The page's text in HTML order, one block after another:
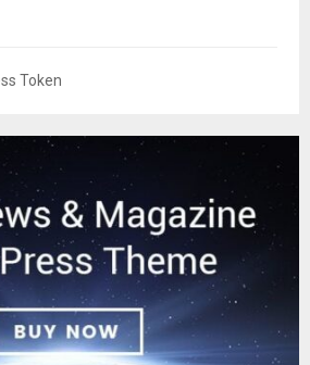
Token